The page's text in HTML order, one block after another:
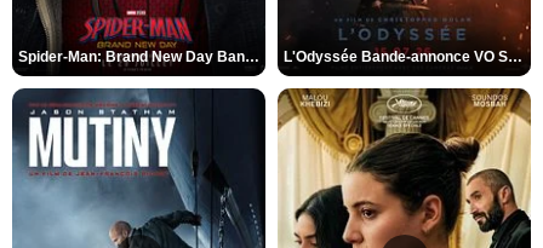
Spider-Man: Brand New Day Bande-annonce VO STFR L'Odyssée Bande-annonce VO STFR